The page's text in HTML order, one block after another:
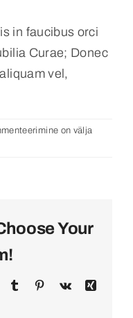
in faucibus orci
Curae; Donec
vel,
on välja
Your
Tumblr Pinterest
Vk
Xing